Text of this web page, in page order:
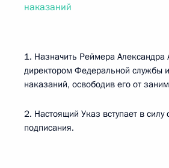
наказаний
1. Назначить Реймера Александра
директором Федеральной службы
наказаний, освободив его от
2. Настоящий Указ вступает в силу
подписания.